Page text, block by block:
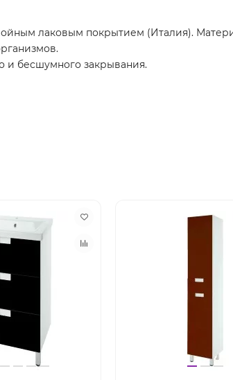
лаковым покрытием (Италия).
и бесшумного закрывания.